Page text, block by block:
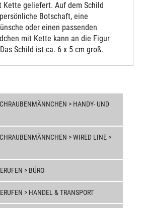
Kette geliefert. Auf dem Schild
Botschaft, eine
oder einen passenden
mit Kette kann an die Figur
Schild ist ca. 6 x 5 cm groß.
> HANDY- UND
> WIRED LINE >
> BÜRO
> HANDEL & TRANSPORT